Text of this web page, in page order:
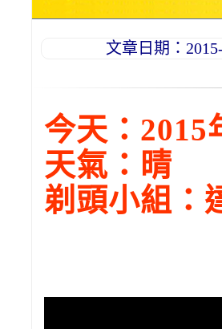
文章日期：
今天：
天氣：晴
剃頭小組：